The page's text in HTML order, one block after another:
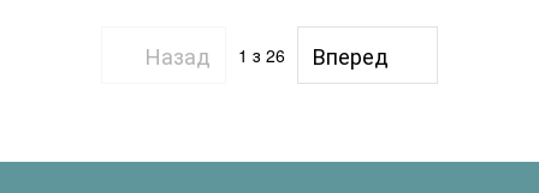
Назад 1 з 26 Вперед